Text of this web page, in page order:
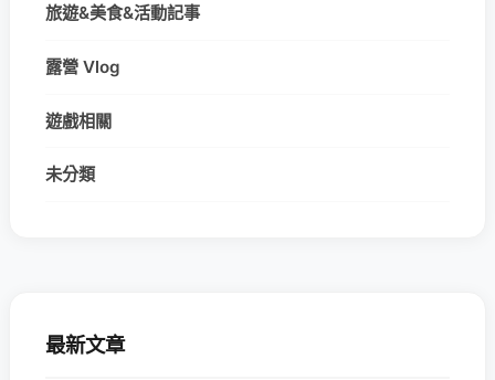
旅遊&美食&活動記事
露營 Vlog
遊戲相關
未分類
最新文章